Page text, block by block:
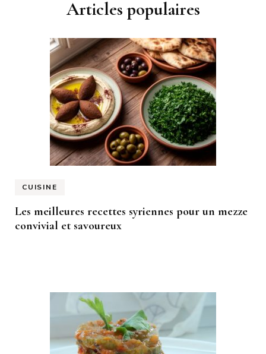
Articles populaires
CUISINE
Les meilleures recettes syriennes pour un mezze
convivial et savoureux